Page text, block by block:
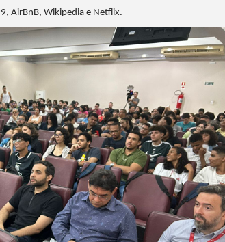
AirBnB, Wikipedia e Netflix.